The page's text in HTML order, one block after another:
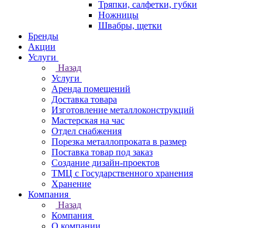
Тряпки, салфетки, губки
Ножницы
Швабры, щетки
Бренды
Акции
Услуги
Назад
Услуги
Аренда помещений
Доставка товара
Изготовление металлоконструкций
Мастерская на час
Отдел снабжения
Порезка металлопроката в размер
Поставка товар под заказ
Создание дизайн-проектов
ТМЦ с Государственного хранения
Хранение
Компания
Назад
Компания
О компании